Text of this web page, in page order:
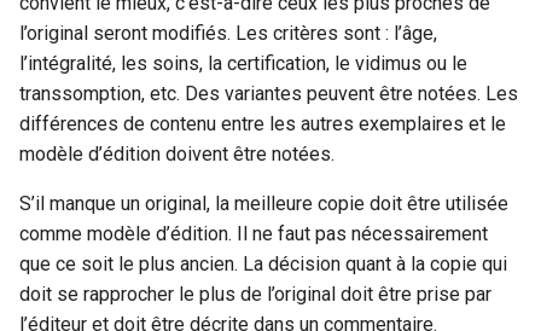
l
a
e
c
h
e
back
bibl
body
cb
l’original seront modifiés. Les critères sont : l’âge,
l’intégralité, les soins, la certification, le vidimus ou le
transsomption, etc. Des variantes peuvent être notées. Les
différences de contenu entre les autres exemplaires et le
modèle d’édition doivent être notées.
S’il manque un original, la meilleure copie doit être utilisée
comme modèle d’édition. Il ne faut pas nécessairement
que ce soit le plus ancien. La décision quant à la copie qui
doit se rapprocher le plus de l’original doit être prise par
l’éditeur et doit être décrite dans un commentaire.